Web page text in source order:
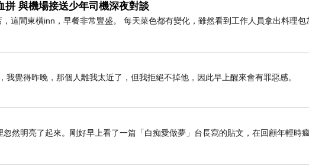
拼 與機場接送少年司機深夜對談
這間東橫inn，早餐非常豐盛。 每天菜色都有變化，雖然看到工作人員拿出料理包
覺得昨晚，那個人離我太近了，但我拒絕不掉他，因此早上醒來會有罪惡感。
然明亮了起來。剛好早上看了一篇「白痴愛做夢」台長寫的貼文，在回顧年輕時